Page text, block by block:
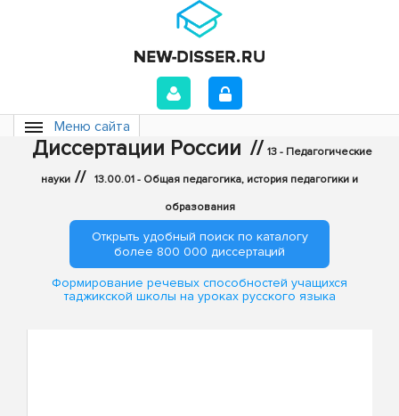
Меню сайта
Диссертации России // 13 - Педагогические
науки // 13.00.01 - Общая педагогика, история педагогики и
образования
Открыть удобный поиск по каталогу
более 800 000 диссертаций
Формирование речевых способностей учащихся
таджикской школы на уроках русского языка